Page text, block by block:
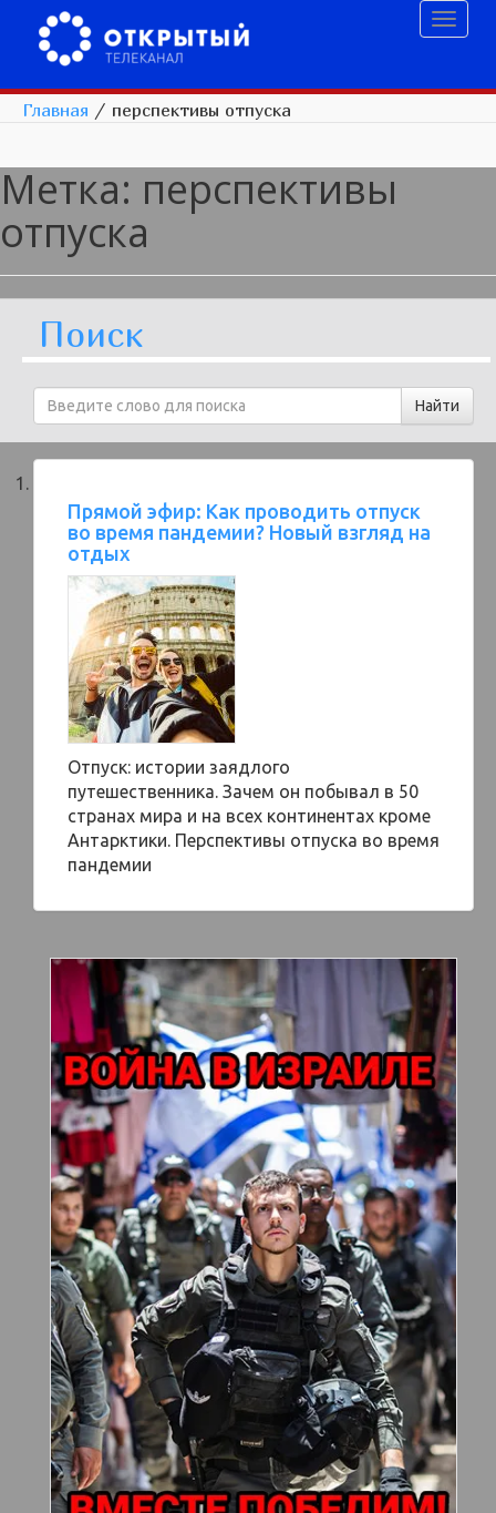
Главная / перспективы отпуска
Метка: перспективы
отпуска
Поиск
Прямой эфир: Как проводить отпуск
во время пандемии? Новый взгляд на
отдых
Отпуск: истории заядлого
путешественника. Зачем он побывал в 50
странах мира и на всех континентах кроме
Антарктики. Перспективы отпуска во время
пандемии